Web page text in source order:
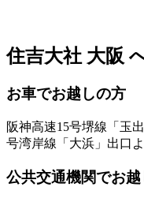
住吉大社 大阪
お車でお越しの方
阪神高速15号堺線「玉
号湾岸線「大浜」出口
公共交通機関でお